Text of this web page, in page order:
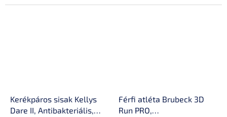
Kerékpáros sisak Kellys
Dare II, Antibakteriális,
Férfi atléta Brubeck 3D
Run PRO,